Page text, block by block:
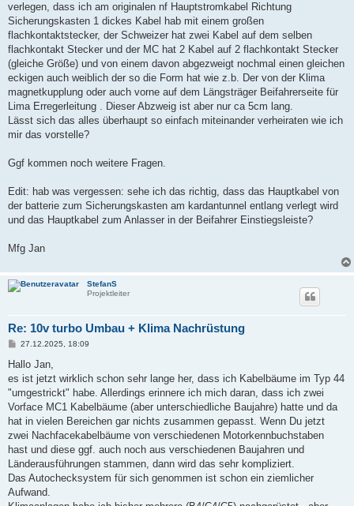
verlegen, dass ich am originalen nf Hauptstromkabel Richtung
Sicherungskasten 1 dickes Kabel hab mit einem großen
flachkontaktstecker, der Schweizer hat zwei Kabel auf dem selben
flachkontakt Stecker und der MC hat 2 Kabel auf 2 flachkontakt Stecker
(gleiche Größe) und von einem davon abgezweigt nochmal einen gleichen
eckigen auch weiblich der so die Form hat wie z.b. Der von der Klima
magnetkupplung oder auch vorne auf dem Längsträger Beifahrerseite für
Lima Erregerleitung . Dieser Abzweig ist aber nur ca 5cm lang.
Lässt sich das alles überhaupt so einfach miteinander verheiraten wie ich
mir das vorstelle?
Ggf kommen noch weitere Fragen.
Edit: hab was vergessen: sehe ich das richtig, dass das Hauptkabel von
der batterie zum Sicherungskasten am kardantunnel entlang verlegt wird
und das Hauptkabel zum Anlasser in der Beifahrer Einstiegsleiste?
Mfg Jan
StefanS
Projektleiter
Re: 10v turbo Umbau + Klima Nachrüstung
B
i
r
a
27.12.2025, 18:09
Hallo Jan,
es ist jetzt wirklich schon sehr lange her, dass ich Kabelbäume im Typ 44
"umgestrickt" habe. Allerdings erinnere ich mich daran, dass ich zwei
Vorface MC1 Kabelbäume (aber unterschiedliche Baujahre) hatte und da
hat in vielen Bereichen gar nichts zusammen gepasst. Wenn Du jetzt
zwei Nachfacekabelbäume von verschiedenen Motorkennbuchstaben
hast und diese ggf. auch noch aus verschiedenen Baujahren und
Länderausführungen stammen, dann wird das sehr kompliziert.
Das Autochecksystem für sich genommen ist schon ein ziemlicher
Aufwand.